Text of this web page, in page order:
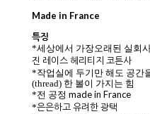
Made in France
특징
*세상에서 가장오래된 실회
진 레이스 헤리티지 코튼사
*작업실에 두기만 해도 공간
(thread) 한 볼이 가지는 힘
*전 공정 made in France
*은은하고 유려한 광택